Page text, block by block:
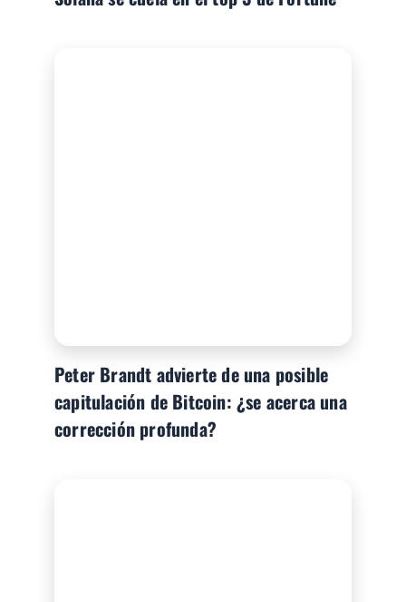
Peter Brandt advierte de una posible
capitulación de Bitcoin: ¿se acerca una
corrección profunda?